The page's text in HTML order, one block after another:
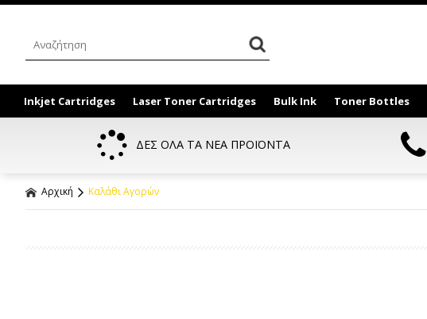
Inkjet Cartridges Laser Toner Cartridges Bulk Ink Toner Bottles
ΔΕΣ ΟΛΑ ΤΑ ΝΕΑ ΠΡΟΪΟΝΤΑ
Αρχική Καλάθι Αγορών